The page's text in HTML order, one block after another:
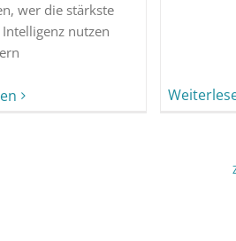
wer die stärkste
nutzen